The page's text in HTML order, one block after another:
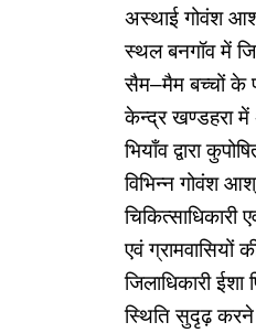
अस्थाई गोवंश
स्थल बनगॉव में
सैम–मैम बच्चों के
केन्द्र खण्डहरा में
भियाँव द्वारा
विभिन्न गोवंश
चिकित्साधिकारी
एवं ग्रामवासियों
जिलाधिकारी
स्थिति सुदृढ़ करने